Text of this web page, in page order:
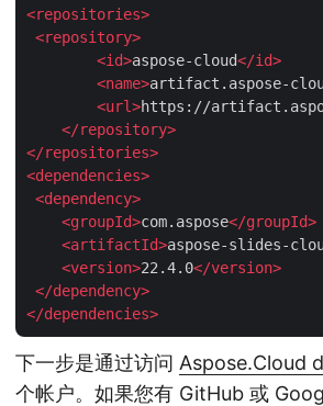
<repositories>
<repository>
<id>aspose-cloud</id>
<name>artifact.aspose-
<url>https://
</repository>
</repositories>
<dependencies>
<dependency>
<groupId>com.aspose</groupId>
<artifactId>aspose-slides-
<version>22.4.0</version>
</dependency>
</dependencies>
下一步是通过访问 Aspose.Cloud
个帐户。如果您有 GitHub 或